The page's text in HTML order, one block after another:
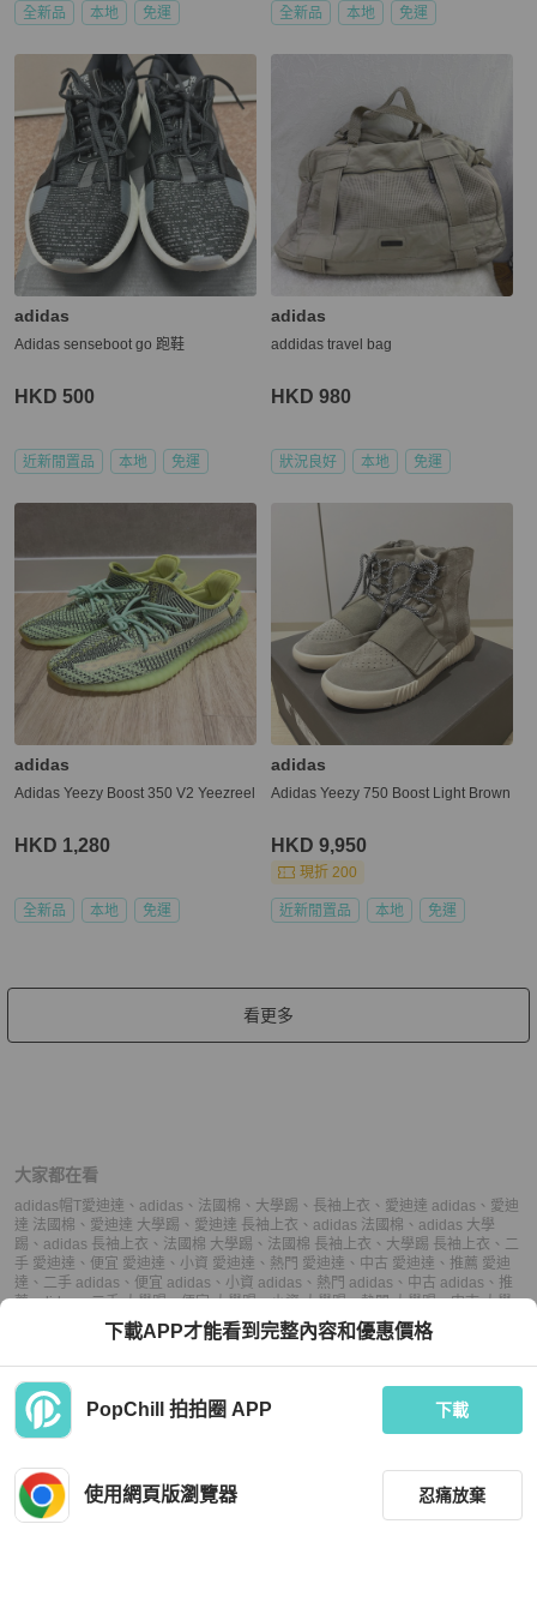
全新品 本地 免運 全新品 本地 免運
adidas
Adidas senseboot go 跑鞋
HKD 500
近新閒置品 本地 免運
adidas
addidas travel bag
HKD 980
狀況良好 本地 免運
adidas
Adidas Yeezy Boost 350 V2 Yeezreel
HKD 1,280
全新品 本地 免運
adidas
Adidas Yeezy 750 Boost Light Brown
HKD 9,950
現折 200
近新閒置品 本地 免運
看更多
大家都在看
adidas帽T愛迪達 、 adidas 、 法國棉 、 大學踢 、 長袖上衣 、 愛迪達 adidas 、 愛迪
達 法國棉 、 愛迪達 大學踢 、 愛迪達 長袖上衣 、 adidas 法國棉 、 adidas 大學
踢 、 adidas 長袖上衣 、 法國棉 大學踢 、 法國棉 長袖上衣 、 大學踢 長袖上衣 、 二
手 愛迪達 、 便宜 愛迪達 、 小資 愛迪達 、 熱門 愛迪達 、 中古 愛迪達 、 推薦 愛迪
達 、 二手 adidas 、 便宜 adidas 、 小資 adidas 、 熱門 adidas 、 中古 adidas 、 推
薦 adidas、二手 大學踢、便宜 大學踢、小資 大學踢、熱門 大學踢、中古 大學
推薦 大學踢、二手 長袖上衣、便宜 長袖上衣、小資 長袖上衣
中古 長袖上衣、推薦 長袖上衣
下載APP才能看到完整內容和優惠價格
PopChill 拍拍圈 APP 下載
使用網頁版瀏覽器 忍痛放棄